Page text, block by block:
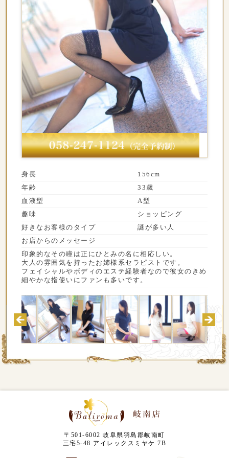
身長
156cm
年齢
33歳
血液型
A型
趣味
ショッピング
好きなお客様のタイプ
謎が多い人
お店からのメッセージ
印象的なその瞳は正にひとみの名に相応しい。
大人の雰囲気を持ったお姉様系セラピストです。
フェイシャルやボディのエステ経験者なので彼女のきめ
細やかな指使いにファンも多いです。
〒501-6002 岐阜県羽島郡岐南町
三宅5-48 アイレックスミヤケ 7B